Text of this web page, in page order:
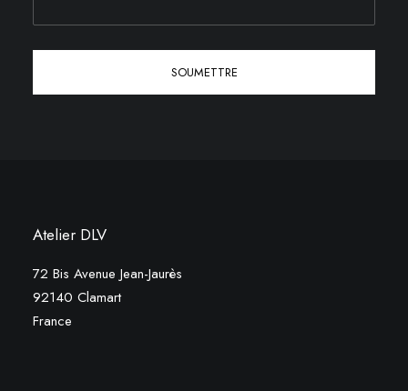
Atelier DLV
72 Bis Avenue Jean-Jaurès
92140 Clamart
France